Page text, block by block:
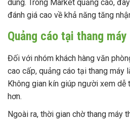
dùng. Trong Market quảng cáo,
đánh giá cao về khả năng tăng
Quảng cáo tại thang
Đối với nhóm khách hàng văn
cao cấp, quảng cáo tại thang máy
Không gian kín giúp người xem dễ
hơn.
Ngoài ra, thời gian chờ thang máy